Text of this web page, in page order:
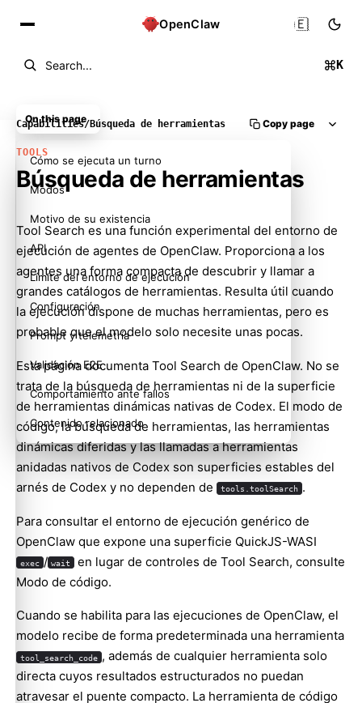
OpenClaw
Search... K
🇪🇸
Capabilities/Búsqueda de herramientas Copy page
TOOLS
Búsqueda de herramientas
Tool Search es una función experimental del entorno de
ejecución de agentes de OpenClaw. Proporciona a los
agentes una forma compacta de descubrir y llamar a
grandes catálogos de herramientas. Resulta útil cuando
la ejecución dispone de muchas herramientas, pero es
probable que el modelo solo necesite unas pocas.
Esta página documenta Tool Search de OpenClaw. No se
trata de la búsqueda de herramientas ni de la superficie
de herramientas dinámicas nativas de Codex. El modo de
código, la búsqueda de herramientas, las herramientas
dinámicas diferidas y las llamadas a herramientas
anidadas nativos de Codex son superficies estables del
arnés de Codex y no dependen de
tools.toolSearch .
Para consultar el entorno de ejecución genérico de
OpenClaw que expone una superficie QuickJS-WASI
exec / wait
en lugar de controles de Tool Search, consulte
Modo de código.
Cuando se habilita para las ejecuciones de OpenClaw, el
modelo recibe de forma predeterminada una herramienta
tool_search_code , además de cualquier herramienta solo
directa cuyos resultados estructurados no puedan
atravesar el puente compacto. La herramienta de código
On this page
Cómo se ejecuta un turno
Modos
Motivo de su existencia
API
Límite del entorno de ejecución
Configuración
Prompt y telemetría
Validación E2E
Comportamiento ante fallos
Contenido relacionado